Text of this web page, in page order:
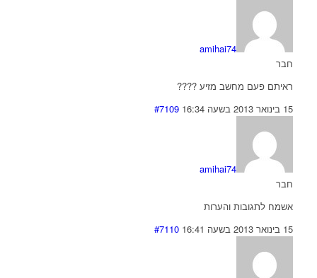
amihai74
חבר
ראיתם פעם מחשב מזיע ????
15 בינואר 2013 בשעה 16:34
#7109
amihai74
חבר
אשמח לתגובות והערות
15 בינואר 2013 בשעה 16:41
#7110